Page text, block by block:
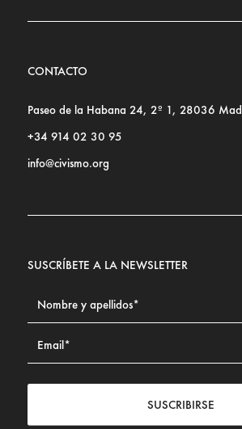
CONTACTO
Paseo de la Habana 24, 2º 1, 28036
+34 914 02 30 95
info@civismo.org
SUSCRÍBETE A LA NEWSLETTER
SUSCRIBIRSE